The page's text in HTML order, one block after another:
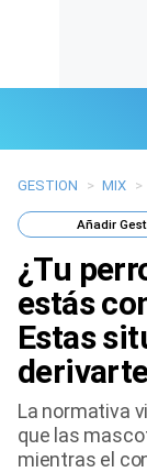
Últimas Noticias
Mi Bolsillo
Respuestas
Gente
Tendencias Mix
GESTION > MIX >
Añadir
¿Tu
estás
Estas
La normativa
que las
mientras el